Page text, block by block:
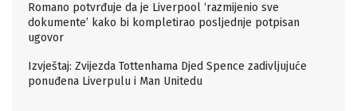
Romano potvrđuje da je Liverpool ‘razmijenio sve
dokumente’ kako bi kompletirao posljednje potpisan
ugovor
Izvještaj: Zvijezda Tottenhama Djed Spence zadivljujuće
ponuđena Liverpulu i Man Unitedu